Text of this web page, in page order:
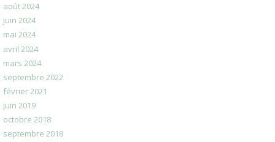
août 2024
juin 2024
mai 2024
avril 2024
mars 2024
septembre 2022
février 2021
juin 2019
octobre 2018
septembre 2018